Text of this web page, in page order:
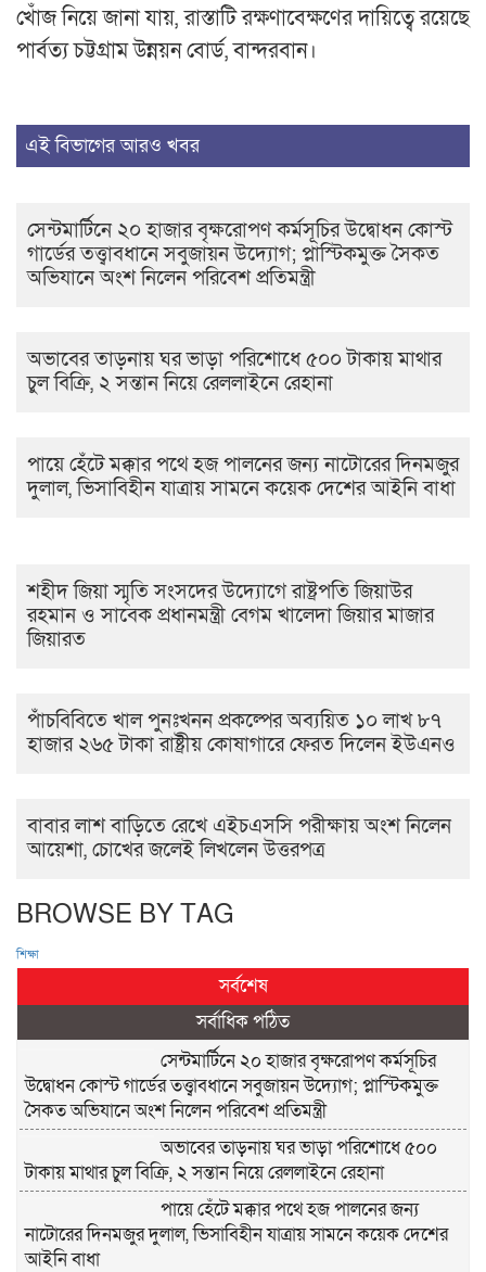
খোঁজ নিয়ে জানা যায়, রাস্তাটি রক্ষণাবেক্ষণের দায়িত্বে রয়েছে
পার্বত্য চট্টগ্রাম উন্নয়ন বোর্ড, বান্দরবান।
এই বিভাগের আরও খবর
সেন্টমার্টিনে ২০ হাজার বৃক্ষরোপণ কর্মসূচির উদ্বোধন কোস্ট
গার্ডের তত্ত্বাবধানে সবুজায়ন উদ্যোগ; প্লাস্টিকমুক্ত সৈকত
অভিযানে অংশ নিলেন পরিবেশ প্রতিমন্ত্রী
অভাবের তাড়নায় ঘর ভাড়া পরিশোধে ৫০০ টাকায় মাথার
চুল বিক্রি, ২ সন্তান নিয়ে রেললাইনে রেহানা
পায়ে হেঁটে মক্কার পথে হজ পালনের জন্য নাটোরের দিনমজুর
দুলাল, ভিসাবিহীন যাত্রায় সামনে কয়েক দেশের আইনি বাধা
শহীদ জিয়া স্মৃতি সংসদের উদ্যোগে রাষ্ট্রপতি জিয়াউর
রহমান ও সাবেক প্রধানমন্ত্রী বেগম খালেদা জিয়ার মাজার
জিয়ারত
পাঁচবিবিতে খাল পুনঃখনন প্রকল্পের অব্যয়িত ১০ লাখ ৮৭
হাজার ২৬৫ টাকা রাষ্ট্রীয় কোষাগারে ফেরত দিলেন ইউএনও
বাবার লাশ বাড়িতে রেখে এইচএসসি পরীক্ষায় অংশ নিলেন
আয়েশা, চোখের জলেই লিখলেন উত্তরপত্র
BROWSE BY TAG
শিক্ষা
সর্বশেষ
সর্বাধিক পঠিত
সেন্টমার্টিনে ২০ হাজার বৃক্ষরোপণ কর্মসূচির
উদ্বোধন কোস্ট গার্ডের তত্ত্বাবধানে সবুজায়ন উদ্যোগ; প্লাস্টিকমুক্ত
সৈকত অভিযানে অংশ নিলেন পরিবেশ প্রতিমন্ত্রী
অভাবের তাড়নায় ঘর ভাড়া পরিশোধে ৫০০
টাকায় মাথার চুল বিক্রি, ২ সন্তান নিয়ে রেললাইনে রেহানা
পায়ে হেঁটে মক্কার পথে হজ পালনের জন্য
নাটোরের দিনমজুর দুলাল, ভিসাবিহীন যাত্রায় সামনে কয়েক দেশের
আইনি বাধা